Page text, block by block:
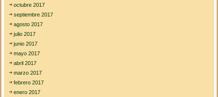
octubre 2017
septiembre 2017
agosto 2017
julio 2017
junio 2017
mayo 2017
abril 2017
marzo 2017
febrero 2017
enero 2017